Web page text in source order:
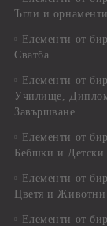
Ъгли и орнаменти
Елементи от
Сватба
Елементи от
Училище,
Завършване
Елементи от
Бебшки и Детски
Елементи от
Цветя и Животни
Елементи от